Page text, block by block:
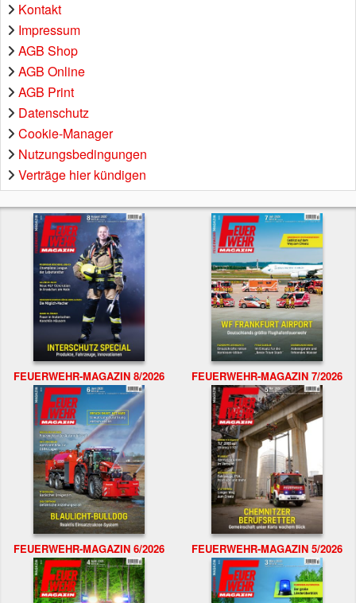
Kontakt
Impressum
AGB Shop
AGB Online
AGB Print
Datenschutz
Cookie-Manager
Nutzungsbedingungen
Verträge hier kündigen
FEUERWEHR-MAGAZIN 8/2026 FEUERWEHR-MAGAZIN 7/2026
FEUERWEHR-MAGAZIN 6/2026 FEUERWEHR-MAGAZIN 5/2026